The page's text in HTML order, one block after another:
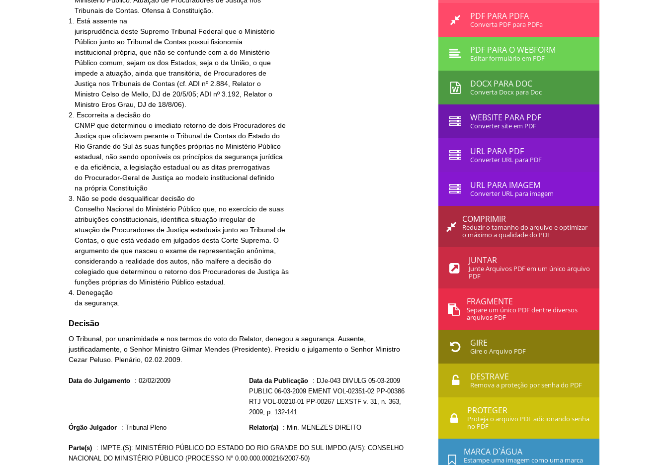
1. Está assente na
2. Escorreita a decisão do
3. Não se pode desqualificar decisão do
4. Denegação
   da segurança.
Decisão
O Tribunal, por unanimidade e nos termos do voto do Relator, denegou a segurança. Ausente,
justificadamente, o Senhor Ministro Gilmar Mendes (Presidente). Presidiu o julgamento o Senhor Ministro
Cezar Peluso. Plenário, 02.02.2009.
Data do Julgamento : 02/02/2009 Data da Publicação : DJe-043 DIVULG 05-03-2009
PUBLIC 06-03-2009 EMENT VOL-02351-02 PP-00386
RTJ VOL-00210-01 PP-00267 LEXSTF v. 31, n. 363,
2009, p. 132-141
Órgão Julgador : Tribunal Pleno Relator(a) : Min. MENEZES DIREITO
Parte(s) :
IMPTE.(S): MINISTÉRIO PÚBLICO DO ESTADO DO RIO GRANDE DO SUL IMPDO.(A/S): CONSELHO
NACIONAL DO MINISTÉRIO PÚBLICO (PROCESSO N° 0.00.000.000216/2007-50)
PDF PARA PDFA
Converta PDF para PDFa
PDF PARA O WEBFORM
Editar formulário em PDF
DOCX PARA DOC
Converta Docx para Doc
WEBSITE PARA PDF
Converter site em PDF
URL PARA PDF
Converter URL para PDF
URL PARA IMAGEM
Converter URL para imagem
COMPRIMIR
Reduzir o tamanho do arquivo e optimizar
o máximo a qualidade do PDF
JUNTAR
Junte Arquivos PDF em um único arquivo
PDF
FRAGMENTE
Separe um único PDF dentre diversos
arquivos PDF
GIRE
Gire o Arquivo PDF
DESTRAVE
Remova a proteção por senha do PDF
PROTEGER
Proteja o arquivo PDF adicionando senha
no PDF
MARCA D`ÁGUA
Estampe uma imagem como uma marca